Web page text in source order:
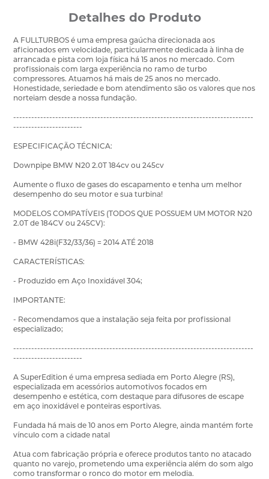
Detalhes do Produto
A FULLTURBOS é uma empresa gaúcha direcionada aos
aficionados em velocidade, particularmente dedicada à linha de
arrancada e pista com loja física há 15 anos no mercado. Com
profissionais com larga experiência no ramo de turbo
compressores. Atuamos há mais de 25 anos no mercado.
Honestidade, seriedade e bom atendimento são os valores que nos
norteiam desde a nossa fundação.
--------------------------------------------------------------------------------
-----------------------
ESPECIFICAÇÃO TÉCNICA:
Downpipe BMW N20 2.0T 184cv ou 245cv
Aumente o fluxo de gases do escapamento e tenha um melhor
desempenho do seu motor e sua turbina!
MODELOS COMPATÍVEIS (TODOS QUE POSSUEM UM MOTOR N20
2.0T de 184CV ou 245CV):
- BMW 428i(F32/33/36) = 2014 ATÉ 2018
CARACTERÍSTICAS:
- Produzido em Aço Inoxidável 304;
IMPORTANTE:
- Recomendamos que a instalação seja feita por profissional
especializado;
--------------------------------------------------------------------------------
-----------------------
A SuperEdition é uma empresa sediada em Porto Alegre (RS),
especializada em acessórios automotivos focados em
desempenho e estética, com destaque para difusores de escape
em aço inoxidável e ponteiras esportivas.
Fundada há mais de 10 anos em Porto Alegre, ainda mantém forte
vínculo com a cidade natal
Atua com fabricação própria e oferece produtos tanto no atacado
quanto no varejo, prometendo uma experiência além do som algo
como transformar o ronco do motor em melodia.